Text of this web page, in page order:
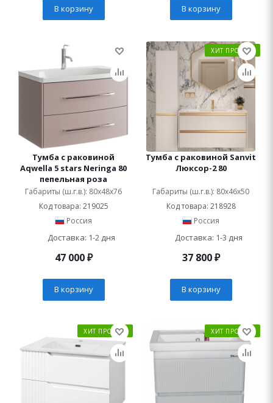
В корзину В корзину
Тумба с раковиной
Aqwella 5 stars Neringa 80
пепельная роза
Габариты (ш.г.в.): 80x48x76
Код товара: 219025
Россия
Доставка: 1-2 дня
47 000₽
В корзину
ХИТ ПРОДАЖ
Тумба с раковиной Sanvit
Люксор-2 80
Габариты (ш.г.в.): 80x46x50
Код товара: 218928
Россия
Доставка: 1-3 дня
37 800₽
В корзину
ХИТ ПРОДАЖ ХИТ ПРОДАЖ